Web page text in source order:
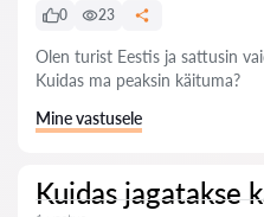
0
23
Olen turist Eestis ja sattusin
Kuidas ma peaksin käituma?
Mine vastusele
Kuidas jagatakse